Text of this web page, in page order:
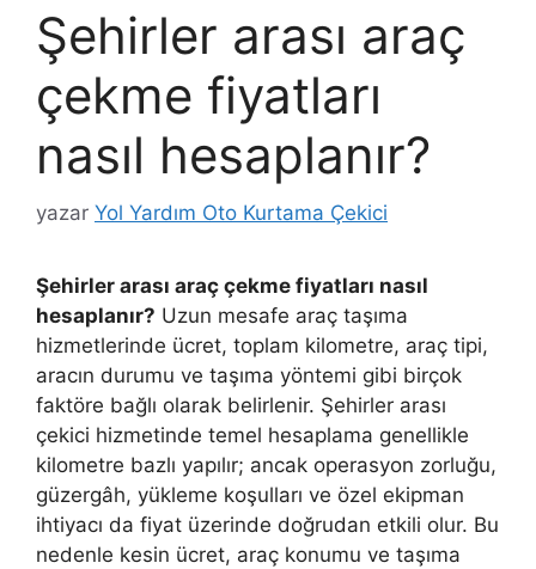
Şehirler arası araç
çekme fiyatları
nasıl hesaplanır?
yazar Yol Yardım Oto Kurtama Çekici
Şehirler arası araç çekme fiyatları nasıl
hesaplanır? Uzun mesafe araç taşıma
hizmetlerinde ücret, toplam kilometre, araç tipi,
aracın durumu ve taşıma yöntemi gibi birçok
faktöre bağlı olarak belirlenir. Şehirler arası
çekici hizmetinde temel hesaplama genellikle
kilometre bazlı yapılır; ancak operasyon zorluğu,
güzergâh, yükleme koşulları ve özel ekipman
ihtiyacı da fiyat üzerinde doğrudan etkili olur. Bu
nedenle kesin ücret, araç konumu ve taşıma